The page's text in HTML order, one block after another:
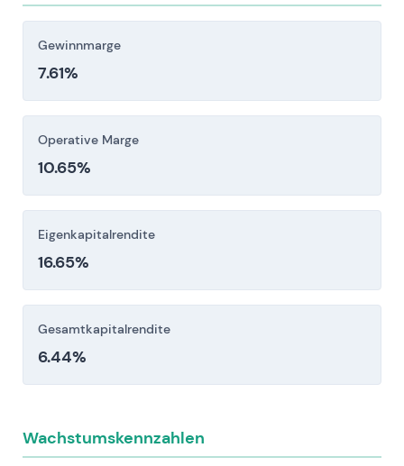
Anleger sollten diese Risikofaktoren vor einer
Gewinnmarge
7.61%
Operative Marge
10.65%
Eigenkapitalrendite
16.65%
Gesamtkapitalrendite
6.44%
Wachstumskennzahlen